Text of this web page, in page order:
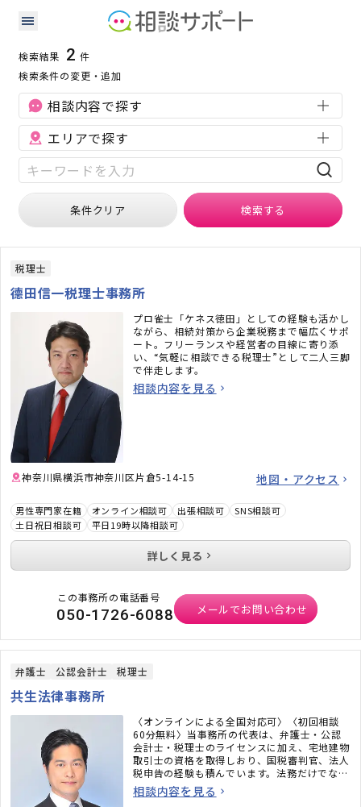
滋賀県の企業税務に強い専門家の検索結果
企業税務
検索結果 2 件
検索条件の変更・追加
相談内容で探す
エリアで探す
条件クリア 検索する
税理士
德田信一税理士事務所
プロ雀士「ケネス徳田」としての経験も活かし
ながら、相続対策から企業税務まで幅広くサポ
ート。フリーランスや経営者の目線に寄り添
い、“気軽に相談できる税理士”として二人三脚
で伴走します。
相談内容を見る
神奈川県横浜市神奈川区片倉5-14-15 地図・アクセス
男性専門家在籍 オンライン相談可 出張相談可
SNS相談可
土日祝日相談可
平日19時以降相談可
詳しく見る
この事務所の電話番号
050-1726-6088 メールでお問い合わせ
弁護士 公認会計士 税理士
共生法律事務所
〈オンラインによる全国対応可〉〈初回相談
60分無料〉当事務所の代表は、弁護士・公認
会計士・税理士のライセンスに加え、宅地建物
取引士の資格を取得しおり、国税審判官、法人
税申告の経験も積んでいます。法務だけでな
く、税務のことまで考えた包括的なサポートを
ご提供いたします。不動産・相続でお困りの
相談内容を見る